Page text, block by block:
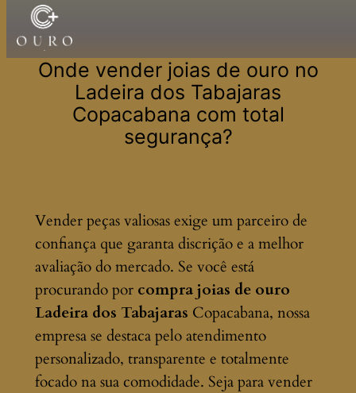
Pular
para
Onde vender joias de ouro no
Ladeira dos Tabajaras
Copacabana com total
segurança?
Vender peças valiosas exige um parceiro de
confiança que garanta discrição e a melhor
avaliação do mercado. Se você está
procurando por compra joias de ouro
Ladeira dos Tabajaras Copacabana, nossa
empresa se destaca pelo atendimento
personalizado, transparente e totalmente
focado na sua comodidade. Seja para vender